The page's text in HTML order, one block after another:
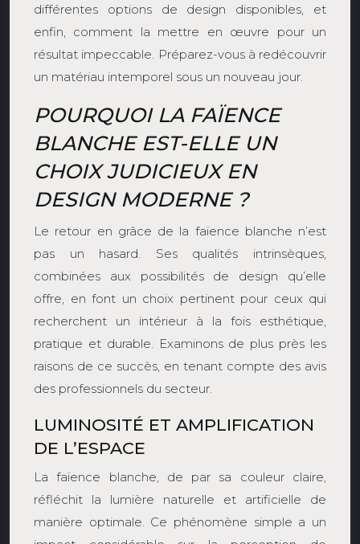
différentes options de design disponibles, et
enfin, comment la mettre en œuvre pour un
résultat impeccable. Préparez-vous à redécouvrir
un matériau intemporel sous un nouveau jour.
POURQUOI LA FAÏENCE
BLANCHE EST-ELLE UN
CHOIX JUDICIEUX EN
DESIGN MODERNE ?
Le retour en grâce de la faïence blanche n’est
pas un hasard. Ses qualités intrinsèques,
combinées aux possibilités de design qu’elle
offre, en font un choix pertinent pour ceux qui
recherchent un intérieur à la fois esthétique,
pratique et durable. Examinons de plus près les
raisons de ce succès, en tenant compte des avis
des professionnels du secteur.
LUMINOSITÉ ET AMPLIFICATION
DE L’ESPACE
La faïence blanche, de par sa couleur claire,
réfléchit la lumière naturelle et artificielle de
manière optimale. Ce phénomène simple a un